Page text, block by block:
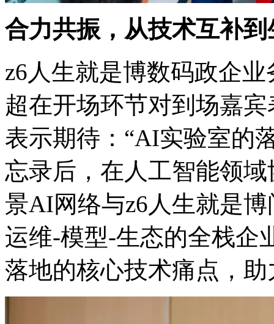
合力共振，从技术互补
z6人生就是博数码政企
超在开场环节对到场嘉宾
表示期待：“AI实验室的
忘录后，在人工智能
景AI网络与z6人生就是博
运维-模型-生态的全栈企
落地的核心技术痛点，